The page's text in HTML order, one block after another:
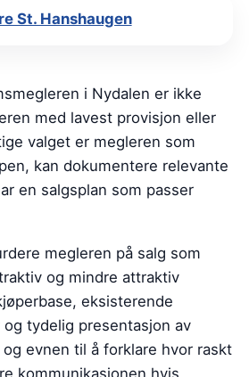
St. Hanshaugen
i Nydalen er ikke
med lavest provisjon eller
valget er megleren som
kan dokumentere relevante
en salgsplan som passer
megleren på salg som
og mindre attraktiv
eksisterende
tydelig presentasjon av
evnen til å forklare hvor raskt
kommunikasjonen hvis